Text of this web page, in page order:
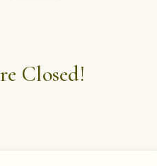
Closed!